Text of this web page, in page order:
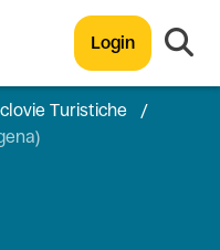
Login
Turistiche
/